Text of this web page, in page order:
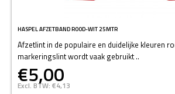
HASPEL AFZETBAND ROOD-WIT 25MTR
Afzetlint in de populaire en duidelijke kleuren
markeringslint wordt vaak gebruikt ..
€5,00
Excl. BTW: €4,13